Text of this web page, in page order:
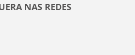
NAS REDES